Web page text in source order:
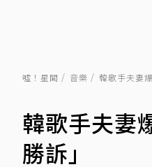
噓！星聞 音樂 韓歌手夫妻
韓歌手夫妻
勝訴」